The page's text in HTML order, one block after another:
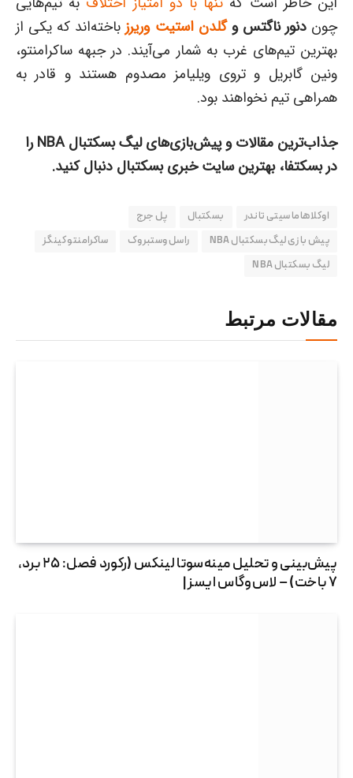
چوندنور ناگتس وگلدن استیت وریرزباخته‌اند که یکی از
بهترین تیم‌های غرب به شمار می‌آیند. در جبهه ساکرامنتو،
ونین گابریل و تروی ویلیامز مصدوم هستند و قادر به
همراهی تیم‌ نخواهند بود.
جذاب‌ترین مقالات و پیش‌بازی‌های لیگ بسکتبالNBAرا
در بسکتفا، بهترین سایت خبری بسکتبال دنبال کنید.
اوکلاهاما سیتی تاندر بسکتبال
پل جرج
پیش بازی لیگ بسکتبال NBA
راسل وستبروک
ساکرامنتو کینگز
لیگ بسکتبال NBA
مقالات مرتبط
پیش‌بینی و تحلیل مینه‌سوتا لینکس (رکورد فصل: ۲۵ برد،
۷ باخت) – لاس‌وگاس ایسز |